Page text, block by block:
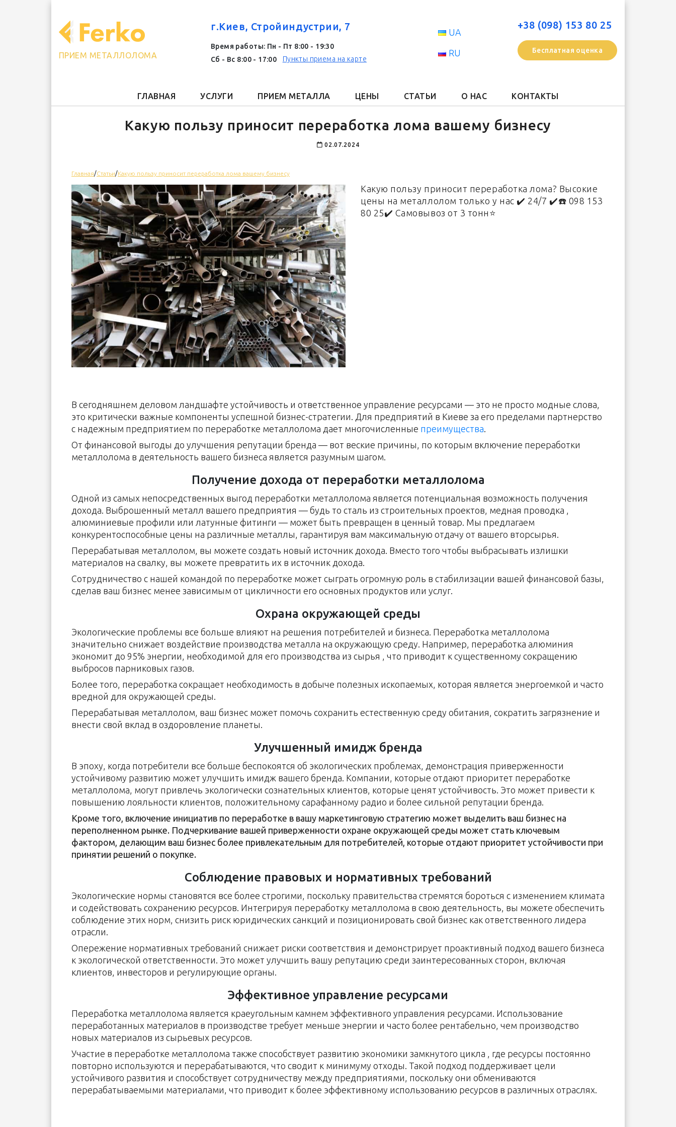
ПРИЕМ МЕТАЛЛОЛОМА
г.Киев, Стройиндустрии, 7
Время работы: Пн - Пт 8:00 - 19:30
Сб - Вс 8:00 - 17:00
Пункты приема на карте
UA
RU
+38 (098) 153 80 25
Бесплатная оценка
ГЛАВНАЯ УСЛУГИ ПРИЕМ МЕТАЛЛА ЦЕНЫ СТАТЬИ О НАС КОНТАКТЫ
Какую пользу приносит переработка лома вашему бизнесу
02.07.2024
Главная/Статьи/Какую пользу приносит переработка лома вашему бизнесу
Какую пользу приносит переработка лома? Высокие
цены на металлолом только у нас ✔️ 24/7 ✔️☎️ 098 153
80 25✔️ Самовывоз от 3 тонн⭐
В сегодняшнем деловом ландшафте устойчивость и ответственное управление ресурсами — это не просто модные слова,
это критически важные компоненты успешной бизнес-стратегии. Для предприятий в Киеве за его пределами партнерство
с надежным предприятием по переработке металлолома дает многочисленные преимущества.
От финансовой выгоды до улучшения репутации бренда — вот веские причины, по которым включение переработки
металлолома в деятельность вашего бизнеса является разумным шагом.
Получение дохода от переработки металлолома
Одной из самых непосредственных выгод переработки металлолома является потенциальная возможность получения
дохода. Выброшенный металл вашего предприятия — будь то сталь из строительных проектов, медная проводка ,
алюминиевые профили или латунные фитинги — может быть превращен в ценный товар. Мы предлагаем
конкурентоспособные цены на различные металлы, гарантируя вам максимальную отдачу от вашего вторсырья.
Перерабатывая металлолом, вы можете создать новый источник дохода. Вместо того чтобы выбрасывать излишки
материалов на свалку, вы можете превратить их в источник дохода.
Сотрудничество с нашей командой по переработке может сыграть огромную роль в стабилизации вашей финансовой базы,
сделав ваш бизнес менее зависимым от цикличности его основных продуктов или услуг.
Охрана окружающей среды
Экологические проблемы все больше влияют на решения потребителей и бизнеса. Переработка металлолома
значительно снижает воздействие производства металла на окружающую среду. Например, переработка алюминия
экономит до 95% энергии, необходимой для его производства из сырья , что приводит к существенному сокращению
выбросов парниковых газов.
Более того, переработка сокращает необходимость в добыче полезных ископаемых, которая является энергоемкой и часто
вредной для окружающей среды.
Перерабатывая металлолом, ваш бизнес может помочь сохранить естественную среду обитания, сократить загрязнение и
внести свой вклад в оздоровление планеты.
Улучшенный имидж бренда
В эпоху, когда потребители все больше беспокоятся об экологических проблемах, демонстрация приверженности
устойчивому развитию может улучшить имидж вашего бренда. Компании, которые отдают приоритет переработке
металлолома, могут привлечь экологически сознательных клиентов, которые ценят устойчивость. Это может привести к
повышению лояльности клиентов, положительному сарафанному радио и более сильной репутации бренда.
Кроме того, включение инициатив по переработке в вашу маркетинговую стратегию может выделить ваш бизнес на
переполненном рынке. Подчеркивание вашей приверженности охране окружающей среды может стать ключевым
фактором, делающим ваш бизнес более привлекательным для потребителей, которые отдают приоритет устойчивости при
принятии решений о покупке.
Соблюдение правовых и нормативных требований
Экологические нормы становятся все более строгими, поскольку правительства стремятся бороться с изменением климата
и содействовать сохранению ресурсов. Интегрируя переработку металлолома в свою деятельность, вы можете обеспечить
соблюдение этих норм, снизить риск юридических санкций и позиционировать свой бизнес как ответственного лидера
отрасли.
Опережение нормативных требований снижает риски соответствия и демонстрирует проактивный подход вашего бизнеса
к экологической ответственности. Это может улучшить вашу репутацию среди заинтересованных сторон, включая
клиентов, инвесторов и регулирующие органы.
Эффективное управление ресурсами
Переработка металлолома является краеугольным камнем эффективного управления ресурсами. Использование
переработанных материалов в производстве требует меньше энергии и часто более рентабельно, чем производство
новых материалов из сырьевых ресурсов.
Участие в переработке металлолома также способствует развитию экономики замкнутого цикла , где ресурсы постоянно
повторно используются и перерабатываются, что сводит к минимуму отходы. Такой подход поддерживает цели
устойчивого развития и способствует сотрудничеству между предприятиями, поскольку они обмениваются
перерабатываемыми материалами, что приводит к более эффективному использованию ресурсов в различных отраслях.